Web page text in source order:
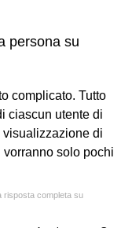
persona su
complicato. Tutto
ciascun utente di
visualizzazione di
solo pochi
risposta completa su